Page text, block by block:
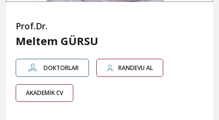
Prof.Dr.
Meltem GÜRSU
DOKTORLAR RANDEVU AL
AKADEMİK CV